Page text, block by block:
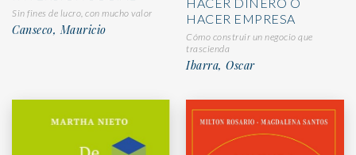
Sin fines de lucro, con mucho valor
Canseco, Mauricio
HACER EMPRESA
Cómo construir un negocio que
trascienda
Ibarra, Oscar